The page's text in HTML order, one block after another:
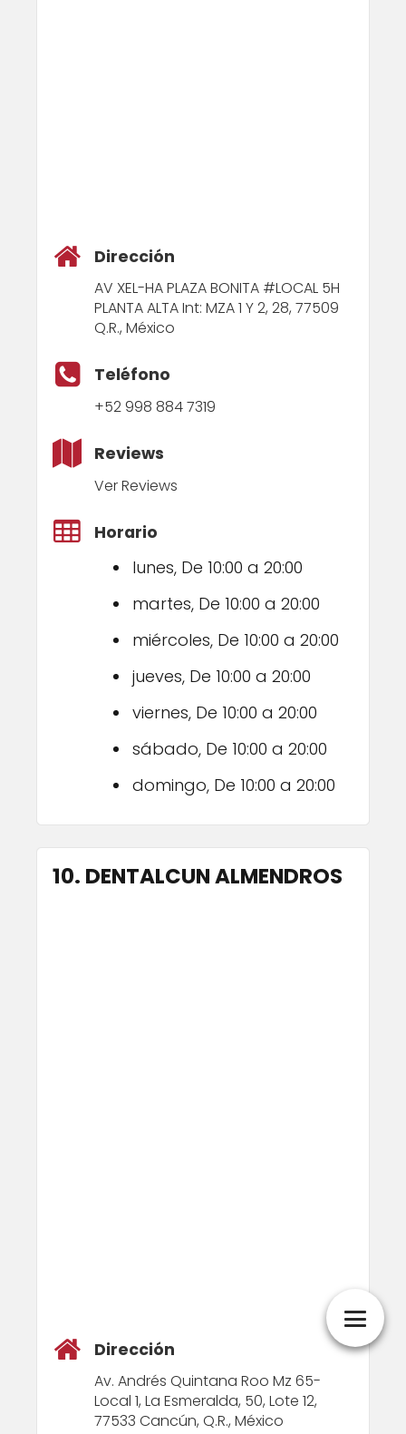
Dirección
AV XEL-HA PLAZA BONITA #LOCAL 5H
PLANTA ALTA Int: MZA 1 Y 2, 28, 77509
Q.R., México
Teléfono
+52 998 884 7319
Reviews
Ver Reviews
Horario
lunes, De 10:00 a 20:00
martes, De 10:00 a 20:00
miércoles, De 10:00 a 20:00
jueves, De 10:00 a 20:00
viernes, De 10:00 a 20:00
sábado, De 10:00 a 20:00
domingo, De 10:00 a 20:00
10. DENTALCUN ALMENDROS
Dirección
Av. Andrés Quintana Roo Mz 65-
Local 1, La Esmeralda, 50, Lote 12,
77533 Cancún, Q.R., México